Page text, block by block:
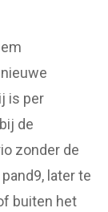
is per
de
zonder de
later te
buiten het